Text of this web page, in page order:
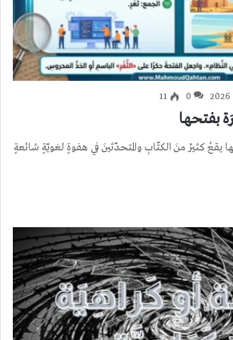
0
11
بفتحها
يقعُ كثيرٌ منَ الكتّابِ والمتحدّثينَ في هفوةٍ لغويّةٍ شائعةٍ